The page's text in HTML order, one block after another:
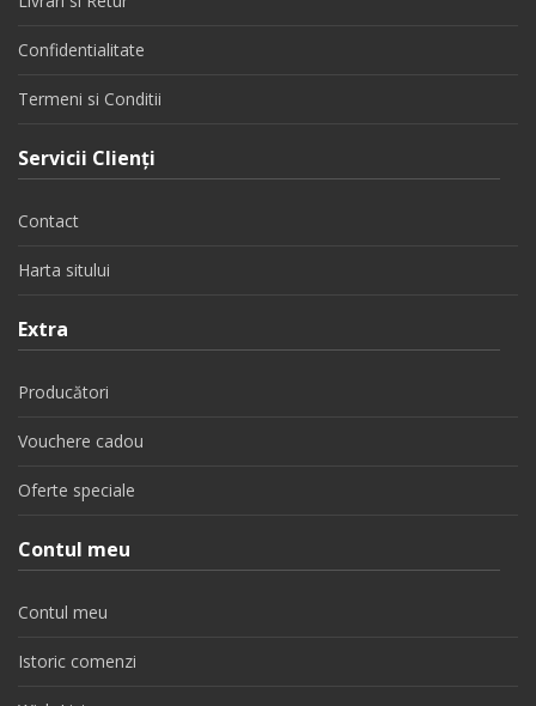
Confidentialitate
Termeni si Conditii
Servicii Clienţi
Contact
Harta sitului
Extra
Producători
Vouchere cadou
Oferte speciale
Contul meu
Contul meu
Istoric comenzi